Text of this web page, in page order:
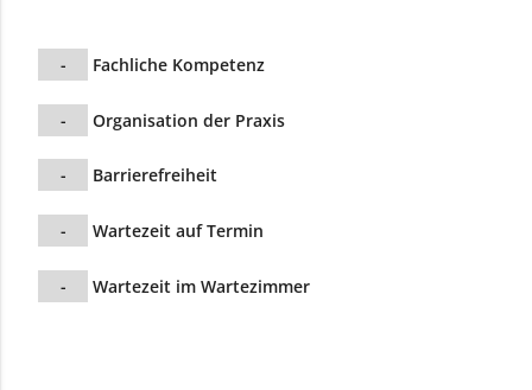
- Fachliche Kompetenz
- Organisation der Praxis
- Barrierefreiheit
- Wartezeit auf Termin
- Wartezeit im Wartezimmer